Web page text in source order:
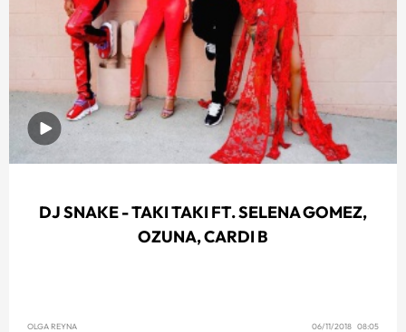
DJ SNAKE - TAKI TAKI FT. SELENA GOMEZ,
OZUNA, CARDI B
OLGA REYNA 06/11/2018 08:05